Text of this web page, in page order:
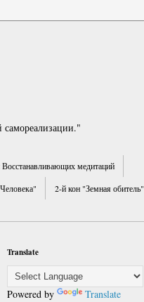
самореализации."
медитаций
2-й кон "Земная обитель"
Translate
Powered by Translate